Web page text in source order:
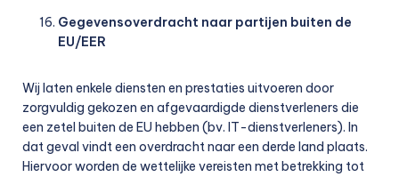
Gegevensoverdracht naar partijen buiten de
EU/EER
Wij laten enkele diensten en prestaties uitvoeren door
zorgvuldig gekozen en afgevaardigde dienstverleners die
een zetel buiten de EU hebben (bv. IT-dienstverleners). In
dat geval vindt een overdracht naar een derde land plaats.
Hiervoor worden de wettelijke vereisten met betrekking tot